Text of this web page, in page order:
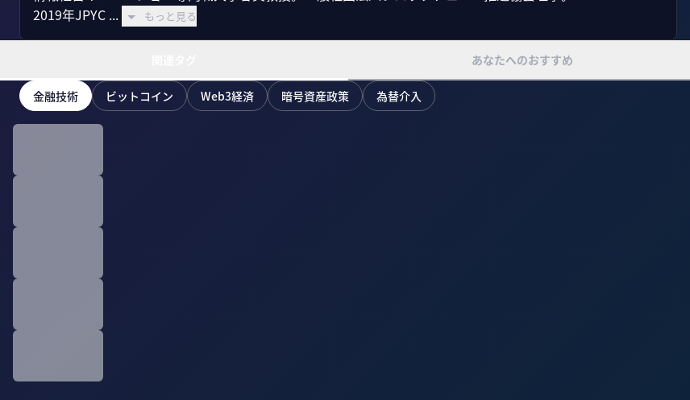
2019年JPYC ...
もっと見る
あなたへのおすすめ
金融技術 ビットコイン Web3経済 暗号資産政策 為替介入